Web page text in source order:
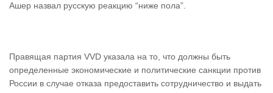
Ашер назвал русскую реакцию “ниже пола”.
Правящая партия VVD указала на то, что должны быть
определенные экономические и политические санкции против
России в случае отказа предоставить сотрудничество и выдать